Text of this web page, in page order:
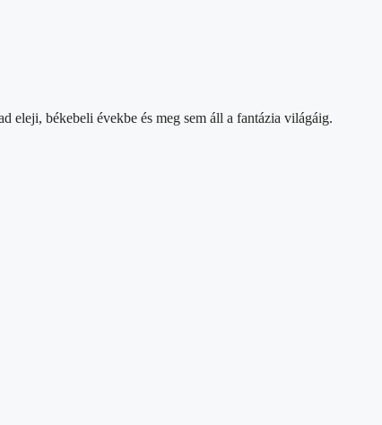
eleji, békebeli évekbe és meg sem áll a fantázia világáig.